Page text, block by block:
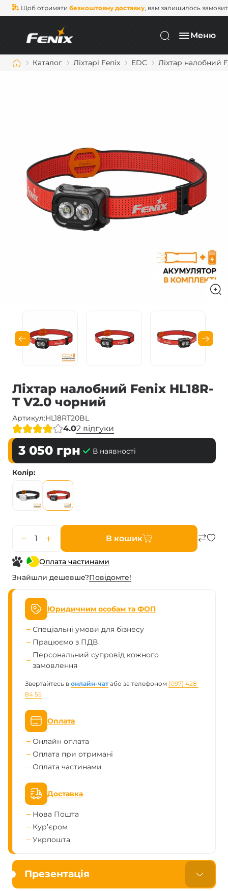
Щоб отримати безкоштовну доставку, вам залишилось
Меню
Каталог Ліхтарі Fenix EDC Ліхтар налобний
Ліхтар налобний Fenix HL18R-
T V2.0 чорний
Артикул:HL18RT20BL
4.02 відгуки
3 050 грн В наявності
Колір
В кошик
Оплата частинами
Знайшли дешевше?Повiдомте!
Юридичним особам та ФОП
Спеціальні умови для бізнесу
Працюємо з ПДВ
Персональний супровід кожного
замовлення
Звертайтесь в онлайн-чат або за телефоном (097) 428
84 55
Оплата
Онлайн оплата
Оплата при отримані
Оплата частинами
Доставка
Нова Пошта
Кур’єром
Укрпошта
Презентація